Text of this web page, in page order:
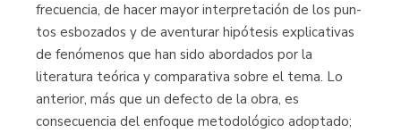
frecuencia, de hacer mayor interpretación de los pun­
tos esbozados y de aventurar hipótesis explicativas
de fenómenos que han sido abordados por la
literatura teórica y comparativa sobre el tema. Lo
anterior, más que un defecto de la obra, es
consecuencia del enfoque metodológico adoptado;